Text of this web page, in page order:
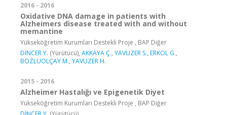
2016 - 2016
Oxidative DNA damage in patients with
Alzheimers disease treated with and without
memantine
Yükseköğretim Kurumları Destekli Proje , BAP Diğer
DİNCER Y. (Yürütücü), AKKAYA Ç., YAVUZER S., ERKOL G.,
BOZLUOLÇAY M., YAVUZER H.
2015 - 2016
Alzheimer Hastalığı ve Epigenetik Diyet
Yükseköğretim Kurumları Destekli Proje , BAP Diğer